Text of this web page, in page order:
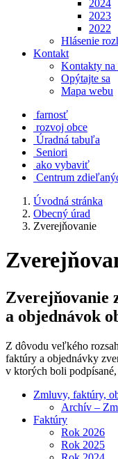
2024
2023
2022
Hlásenie
Kontakt
Kontakty na
Opýtajte sa
Mapa webu
farnosť
rozvoj obce
Úradná tabuľa
Seniori
ako vybaviť
Centrum
Úvodná stránka
Obecný úrad
Zverejňovanie
Zverejňovanie
a objednávok
Z dôvodu veľkého
faktúry a objednávky
v ktorých boli
Zmluvy, faktúry,
Archív –
Faktúry
Rok 2026
Rok 2025